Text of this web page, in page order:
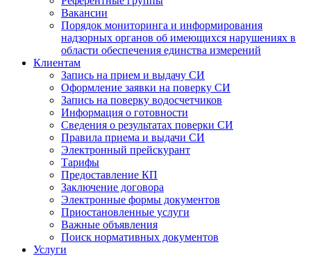
Вакансии
Порядок мониторинга и информирования
надзорных органов об имеющихся нарушениях в
области обеспечения единства измерений
Клиентам
Запись на прием и выдачу СИ
Оформление заявки на поверку СИ
Запись на поверку водосчетчиков
Информация о готовности
Сведения о результатах поверки СИ
Правила приема и выдачи СИ
Электронный прейскурант
Тарифы
Предоставление КП
Заключение договора
Электронные формы документов
Приостановленные услуги
Важные объявления
Поиск нормативных документов
Услуги